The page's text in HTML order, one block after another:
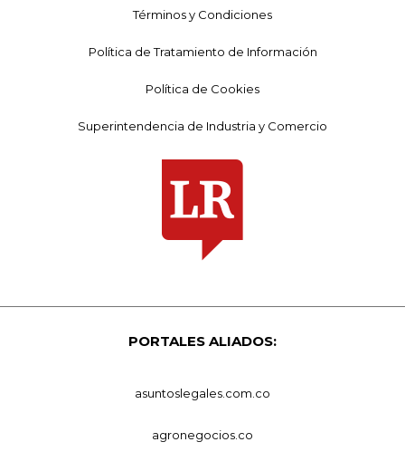
Términos y Condiciones
Política de Tratamiento de Información
Política de Cookies
Superintendencia de Industria y Comercio
PORTALES ALIADOS:
asuntoslegales.com.co
agronegocios.co